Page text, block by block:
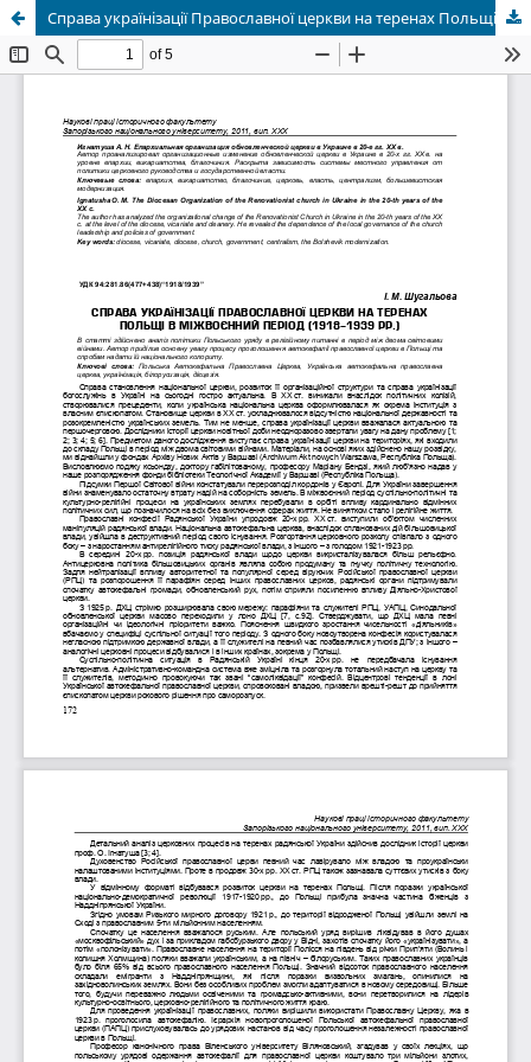
Справа українізації Православної церкви на теренах Польщі в міжвоєнний період (1918-1939 рр.)